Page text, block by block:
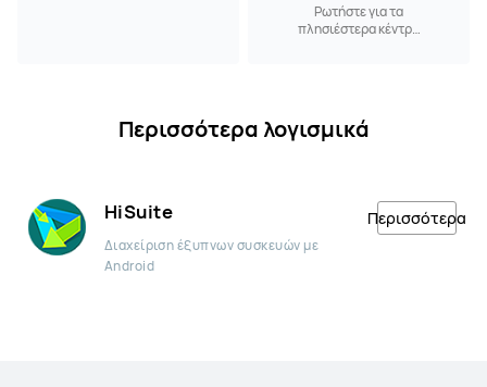
Ρωτήστε για τα
πλησιέστερα κέντρα
Περισσότερα λογισμικά
HiSuite
Διαχείριση έξυπνων συσκευών με
Android
Περισσότερα